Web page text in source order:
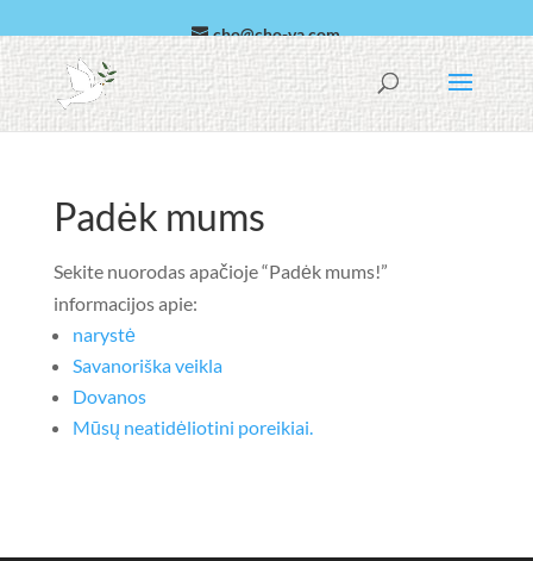
cho@cho-va.com
arabų
español
Padėk mums
Sekite nuorodas apačioje “Padėk mums!”
informacijos apie:
narystė
Savanoriška veikla
Dovanos
Mūsų neatidėliotini poreikiai.